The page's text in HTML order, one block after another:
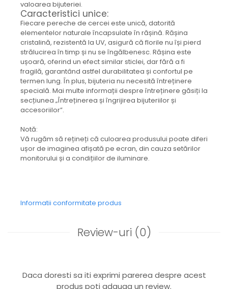
Ambalaj cu ceară de albine pentru
alimente
Șervețel ecologic pentru sandiș
Săculeț pentru ronțăieli
Dischete cosmetice
Capac textil pentru vase și farfurii
Prosop de bucătărie "NU-hârtie"
Suport pentru tacâmuri de călătorie
Sac reutilizabil pentru fructe și
legume
Card cadou
Accesorii tricotate
Decor Crăciun
TOATE Produsele Personalizate
valoarea bijuteriei.
Caracteristici unice:
Fiecare pereche de cercei este unică, datorită
elementelor naturale încapsulate în rășină. Rășina
cristalină, rezistentă la UV, asigură că florile nu își pierd
strălucirea în timp și nu se îngălbenesc. Rășina este
ușoară, oferind un efect similar sticlei, dar fără a fi
fragilă, garantând astfel durabilitatea și confortul pe
termen lung. În plus, bijuteria nu necesită întreținere
specială. Mai multe informații despre întreținere găsiți la
secțiunea „Întreținerea și îngrijirea bijuteriilor și
accesoriilor”.
Notă:
Vă rugăm să rețineți că culoarea produsului poate diferi
ușor de imaginea afișată pe ecran, din cauza setărilor
monitorului și a condițiilor de iluminare.
Informatii conformitate produs
Review-uri (0)
Daca doresti sa iti exprimi parerea despre acest
produs poti adauga un review.